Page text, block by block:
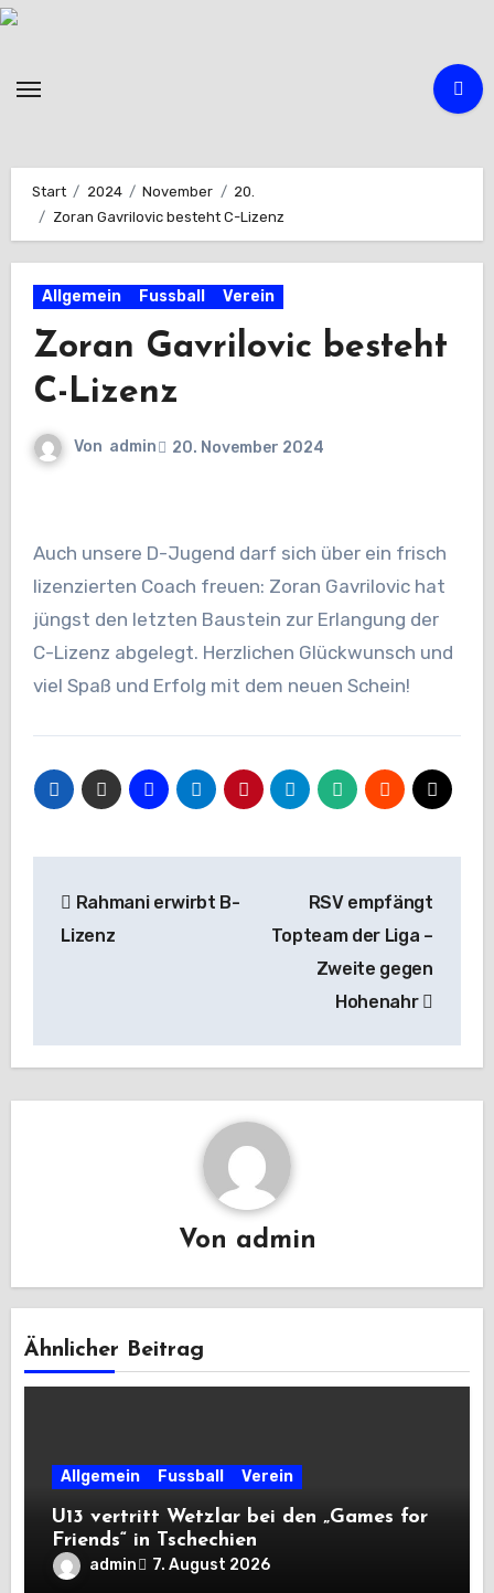
Zum
Start 2024 November
20.
Zoran Gavrilovic besteht C-Lizenz
Allgemein Fussball Verein
Zoran Gavrilovic besteht
C-Lizenz
Von admin 20. November 2024
Auch unsere D-Jugend darf sich über ein frisch
lizenzierten Coach freuen: Zoran Gavrilovic hat
jüngst den letzten Baustein zur Erlangung der
C-Lizenz abgelegt. Herzlichen Glückwunsch und
viel Spaß und Erfolg mit dem neuen Schein!
Rahmani erwirbt B-
Lizenz
RSV empfängt
Topteam der Liga –
Zweite gegen
Hohenahr
Von admin
Ähnlicher Beitrag
Allgemein Fussball Verein
U13 vertritt Wetzlar bei den „Games for
Friends“ in Tschechien
admin 7. August 2026